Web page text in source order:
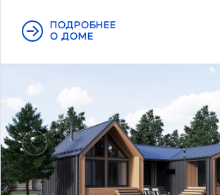
ПОДРОБНЕЕ
О ДОМЕ
Предыдущий